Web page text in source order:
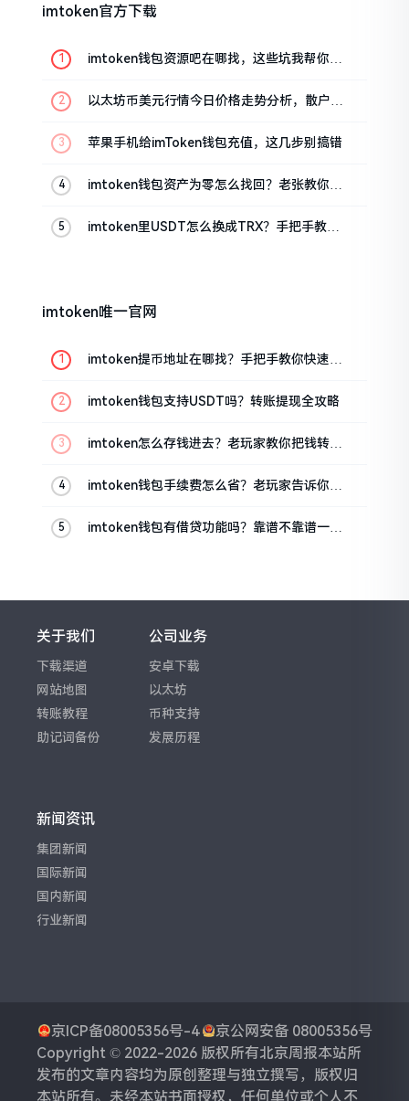
imtoken官方下载
imtoken钱包资源吧在哪找，这些坑我帮你趟
以太坊币美元行情今日价格走势分析，散户如
苹果手机给imToken钱包充值，这几步别搞错
imtoken钱包资产为零怎么找回？老张教你几
imtoken里USDT怎么换成TRX？手把手教你
imtoken唯一官网
imtoken提币地址在哪找？手把手教你快速查
imtoken钱包支持USDT吗？转账提现全攻略
imtoken怎么存钱进去？老玩家教你把钱转进
imtoken钱包手续费怎么省？老玩家告诉你几
imtoken钱包有借贷功能吗？靠谱不靠谱一文
关于我们
下载渠道
网站地图
转账教程
助记词备份
公司业务
安卓下载
以太坊
币种支持
发展历程
新闻资讯
集团新闻
国际新闻
国内新闻
行业新闻
京ICP备08005356号-4
京公网安备 08005356号
Copyright © 2022-2026 版权所有北京周报本站所
发布的文章内容均为原创整理与独立撰写，版权归
本站所有。未经本站书面授权，任何单位或个人不